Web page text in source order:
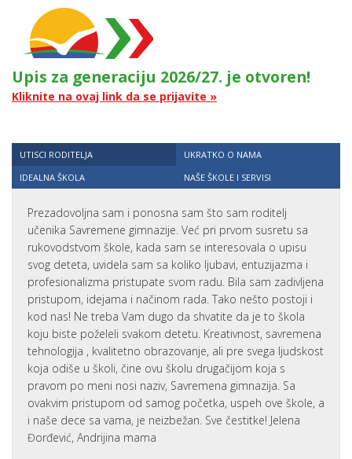
Upis za generaciju 2026/27. je otvoren!
Kliknite na ovaj link da se prijavite »
UTISCI RODITELJA
UKRATKO O NAMA
IDEALNA ŠKOLA
NAŠE ŠKOLE I SERVISI
Prezadovoljna sam i ponosna sam što sam roditelj
učenika Savremene gimnazije. Već pri prvom susretu sa
rukovodstvom škole, kada sam se interesovala o upisu
svog deteta, uvidela sam sa koliko ljubavi, entuzijazma i
profesionalizma pristupate svom radu. Bila sam zadivljena
pristupom, idejama i načinom rada. Tako nešto postoji i
kod nas! Ne treba Vam dugo da shvatite da je to škola
koju biste poželeli svakom detetu. Kreativnost, savremena
tehnologija , kvalitetno obrazovanje, ali pre svega ljudskost
koja odiše u školi, čine ovu školu drugačijom koja s
pravom po meni nosi naziv, Savremena gimnazija. Sa
ovakvim pristupom od samog početka, uspeh ove škole, a
i naše dece sa vama, je neizbežan. Sve čestitke! Jelena
Đorđević, Andrijina mama